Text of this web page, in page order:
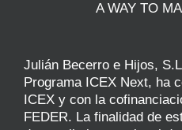
A WAY TO
Julián Becerro e Hijos,
Programa ICEX Next, ha
ICEX y con la
FEDER. La finalidad de